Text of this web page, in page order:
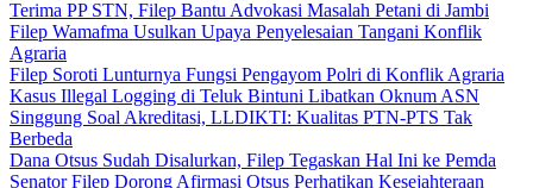
Terima PP STN, Filep Bantu Advokasi Masalah Petani di Jambi
Filep Wamafma Usulkan Upaya Penyelesaian Tangani Konflik
Agraria
Filep Soroti Lunturnya Fungsi Pengayom Polri di Konflik Agraria
Kasus Illegal Logging di Teluk Bintuni Libatkan Oknum ASN
Singgung Soal Akreditasi, LLDIKTI: Kualitas PTN-PTS Tak
Berbeda
Dana Otsus Sudah Disalurkan, Filep Tegaskan Hal Ini ke Pemda
Senator Filep Dorong Afirmasi Otsus Perhatikan Kesejahteraan